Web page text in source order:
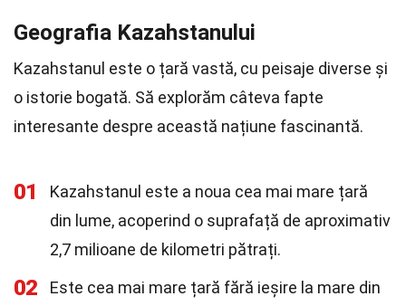
Geografia Kazahstanului
Kazahstanul este o țară vastă, cu peisaje diverse și
o istorie bogată. Să explorăm câteva fapte
interesante despre această națiune fascinantă.
01
Kazahstanul este a noua cea mai mare țară
din lume, acoperind o suprafață de aproximativ
2,7 milioane de kilometri pătrați.
02
Este cea mai mare țară fără ieșire la mare din